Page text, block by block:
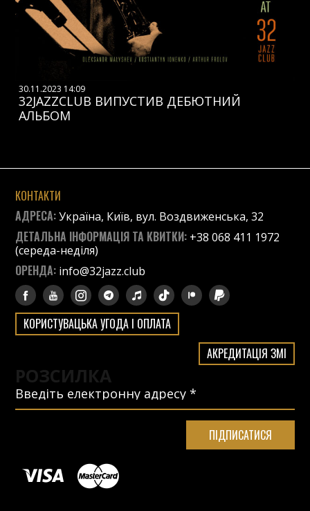
30.11.2023 14:09
32JAZZCLUB ВИПУСТИВ ДЕБЮТНИЙ
АЛЬБОМ
КОНТАКТИ
АДРЕСА:Україна, Київ, вул. Воздвиженська, 32
ДЕТАЛЬНА ІНФОРМАЦІЯ ТА КВИТКИ: +38 068 411 1972
(середа-неділя)
ОРЕНДА: info@32jazz.club
КОРИСТУВАЦЬКА УГОДА І ОПЛАТА
АКРЕДИТАЦІЯ ЗМІ
РОЗСИЛКА